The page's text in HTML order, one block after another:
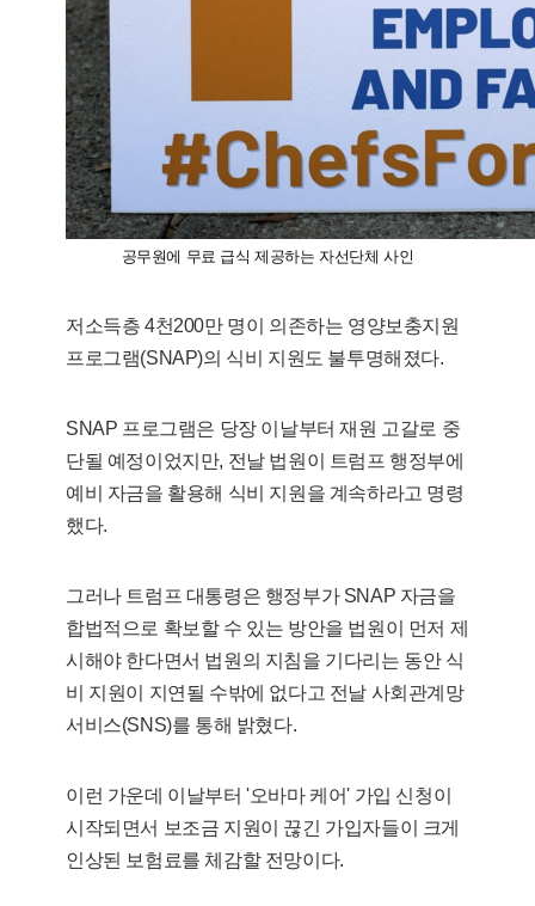
공무원에 무료 급식 제공하는 자선단체 사인
저소득층 4천200만 명이 의존하는 영양보충지원
프로그램(SNAP)의 식비 지원도 불투명해졌다.
SNAP 프로그램은 당장 이날부터 재원 고갈로 중
단될 예정이었지만, 전날 법원이 트럼프 행정부에
예비 자금을 활용해 식비 지원을 계속하라고 명령
했다.
그러나 트럼프 대통령은 행정부가 SNAP 자금을
합법적으로 확보할 수 있는 방안을 법원이 먼저 제
시해야 한다면서 법원의 지침을 기다리는 동안 식
비 지원이 지연될 수밖에 없다고 전날 사회관계망
서비스(SNS)를 통해 밝혔다.
이런 가운데 이날부터 '오바마 케어' 가입 신청이
시작되면서 보조금 지원이 끊긴 가입자들이 크게
인상된 보험료를 체감할 전망이다.